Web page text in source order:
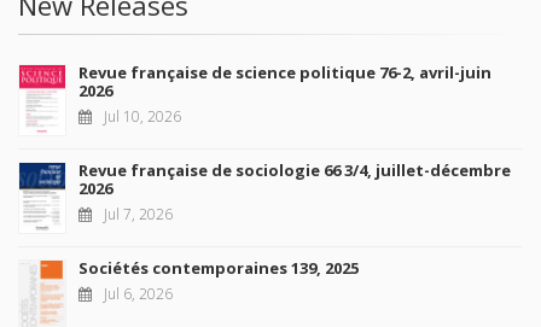
Revue française de science politique 76-2, avril-juin
2026
Jul 10, 2026
Revue française de sociologie 66 3/4, juillet-décembre
2026
Jul 7, 2026
Sociétés contemporaines 139, 2025
Jul 6, 2026